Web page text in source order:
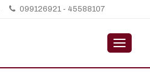
099126921 - 45588107
MENÚ